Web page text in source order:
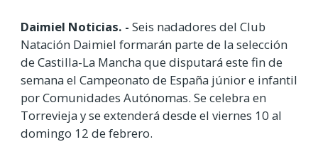
Daimiel Noticias. - Seis nadadores del Club
Natación Daimiel formarán parte de la selección
de Castilla-La Mancha que disputará este fin de
semana el Campeonato de España júnior e infantil
por Comunidades Autónomas. Se celebra en
Torrevieja y se extenderá desde el viernes 10 al
domingo 12 de febrero.